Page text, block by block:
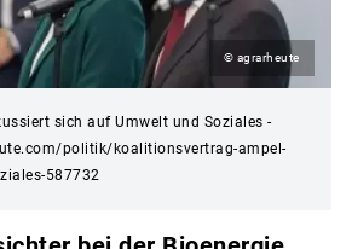
© agrarheute
sich auf Umwelt und Soziales -
politik/koalitionsvertrag-ampel-
587732